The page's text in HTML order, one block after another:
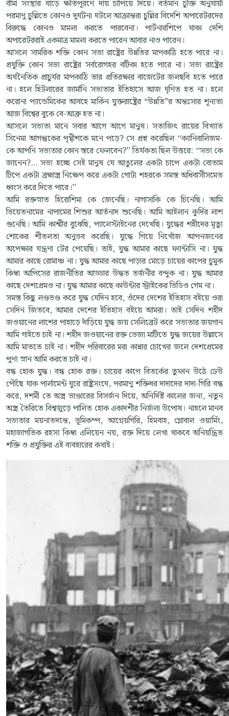
বীমা সংস্থার ঘাড়ে ক্ষতিপূরণে দায় চাপিয়ে দিয়ে। বর্তমান চুক্তি অনুযায়ী
পরমাণু চুল্লিতে কোনও দুর্ঘটনা ঘটলে আক্রান্তরা চুল্লির বিদেশি অপারেটরদের
বিরুদ্ধে কোনও মামলা করতে পারবেনা। পার্টনারশিপে থাকা দেশি
অপারেটররাই একমাত্র মামলা করতে পারেন আবার নাও পারেন।
আসলে সামরিক শক্তি কোন সভ্য রাষ্ট্রের উন্নতির মাপকাঠি হতে পারে না।
প্রযুক্তি কোন সভ্য রাষ্ট্রের সর্বরোগহর বটিকা হতে পারে না। সভ্য রাষ্ট্রের
অর্থনৈতিক প্রাচুর্যর মাপকাঠি তার প্রতিরক্ষার বাজেটের জলছবি হতে পারে
না। হলে হিটলারের জার্মানি সভ্যতার ইতিহাসে আজ ঘৃণিত হত না। হলে
করোনা প্যান্ডেমিকের আবহে মার্কিন যুক্তরাষ্ট্রের “উন্নতি”র অন্তঃসার শূন্যতা
আজ বিশ্বের বুকে বে-আব্রু হত না।
আসলে সভ্যতা মানে সবার আগে আগে মানুষ। সত্যজিৎ রায়ের বিখ্যাত
সিনেমা আগন্তুকের পৃথ্বীশকে মনে পড়ে? সে প্রশ্ন করেছিল ‘‘ক্যানিবালিজম-
কে আপনি সভ্যতার কোন স্তরে ফেলবেন?’’ তির্যকতা ছিল উত্তরে: ‘‘সভ্য কে
জানেন?… সভ্য হচ্ছে সেই মানুষ যে আঙুলের একটা চাপে একটা বোতাম
টিপে একটা ব্রহ্মাস্ত্র নিক্ষেপ করে একটা গোটা শহরকে সমস্ত অধিবাসীসমেত
ধ্বংস করে দিতে পারে।’’
আমি রক্তস্নাত হিরোশিমা কে জেনেছি। নাগাসাকি কে চিনেছি। আমি
ভিয়েতনামের নাপামের শিশুর আর্তনাদ শুনেছি। আমি আইলান কুর্দির লাশ
গুনেছি। আমি কাশ্মীর বুঝেছি, প্যালেস্টাইনের দেখেছি। যুদ্ধের শহীদের মৃত্যু
শোকের শীতলতা অনুভব করেছি। যুদ্ধে গিয়ে নিখোঁজ আপনজনের
অপেক্ষার যন্ত্রণা টের পেয়েছি। তাই, যুদ্ধ আমার কাছে ফ্যান্টাসি না। যুদ্ধ
আমার কাছে রোমাঞ্চ না। যুদ্ধ আমার কাছে পাড়ার মোড়ে চায়ের কাপের চুমুক
কিম্বা আপিসের রাজনীতির আড্ডার উদ্ধত তর্জনীর বন্দুক না। যুদ্ধ আমার
কাছে দেশপ্রেমও না। যুদ্ধ আমার কাছে কাউন্টার স্ট্রাইকের ভিডিও গেম না।
সমস্ত কিছু লণ্ডভণ্ড করে যুদ্ধ যেদিন হবে, ওঁদের দেশের ইতিহাস বইয়ে ওরা
সেদিন জিতবে, আমার দেশের ইতিহাস বইয়ে আমরা। তাই সেদিন শহীদ
জওয়ানের লাশের পাহাড়ে দাঁড়িয়ে যুদ্ধ জয় সেলিব্রেট করে সভ্যতার জয়গান
আমি গাইতে চাই না। শহীদ জওয়ানের রক্ত ভেজা মাটিতে যুদ্ধ জয়ের উল্লাসে
আমি মাততে চাই না। শহীদ পরিবারের মরা কান্নার চোখের জলে দেশপ্রেমের
পুণ্য স্নান আমি করতে চাই না।
বন্ধ হোক যুদ্ধ। বন্ধ হোক রক্ত। চায়ের কাপে বিতর্কের তুফান উঠে ঢেউ
পৌঁছে যাক পার্লামেন্ট ঘুরে রাষ্ট্রসংঘে, পরমাণু শক্তিধর দাদাদের দাদা-গিরি বন্ধ
করে, দশমী তে অস্ত্র ভাণ্ডারের বিসর্জন দিয়ে, অনির্দিষ্ট কালের জন্য, নতুন
অস্ত্র তৈরিতে বিশ্বজুড়ে পালিত হোক একাদশীর নির্জলা উপোষ। নাহলে মানব
সভ্যতার ময়নাতদন্তে, ভূমিকম্প, আগ্নেয়গিরি, হিমবাহ, গ্লোবাল ওয়ার্মিং,
মহাজাগতিক রহস্য কিম্বা এলিয়েন নয়, রক্ত দিয়ে লেখা থাকবে অনিয়ন্ত্রিত
শক্তি ও প্রযুক্তির এই ব্যবহারের কথাই।